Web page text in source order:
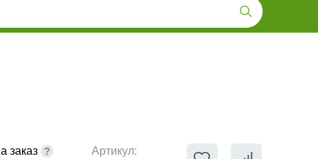
заказ
Артикул: